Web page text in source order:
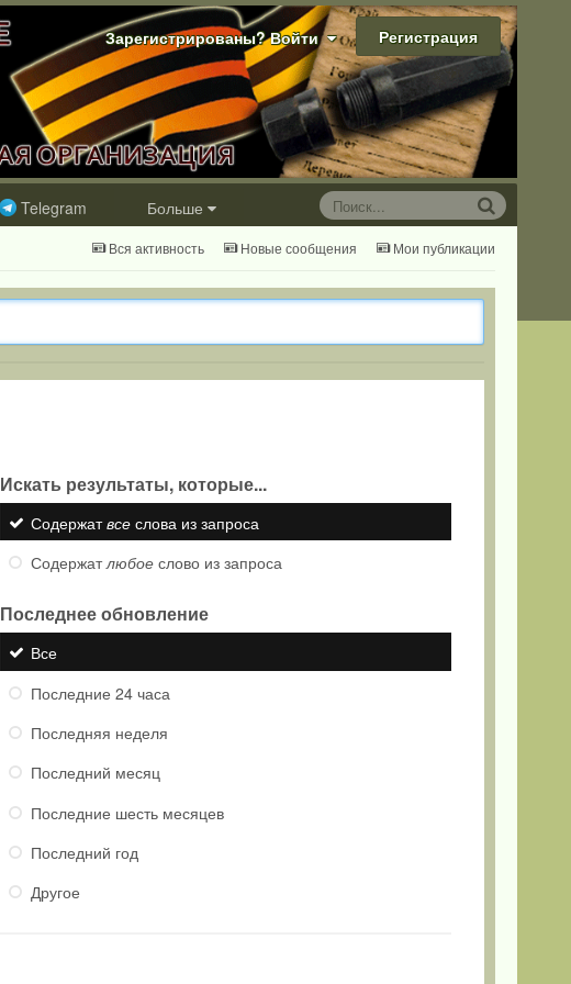
Зарегистрированы? Войти Регистрация
Telegram Больше
Вся активность Новые сообщения Мои публикации
Искать результаты, которые...
Содержатвсе слова из запроса
Содержатлюбое слово из запроса
Последнее обновление
Все
Последние 24 часа
Последняя неделя
Последний месяц
Последние шесть месяцев
Последний год
Другое